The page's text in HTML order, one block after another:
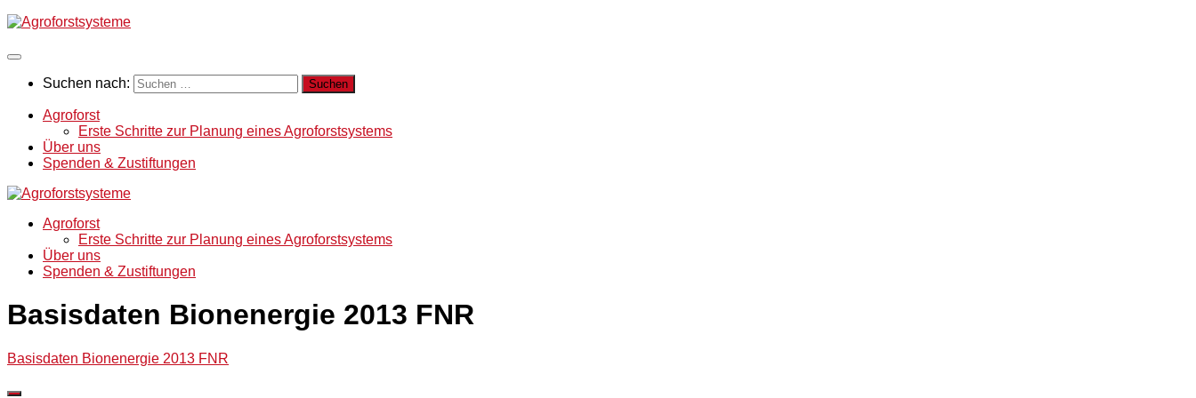
Suchen nach:
Agroforst
Erste Schritte zur Planung eines Agroforstsystems
Über uns
Spenden & Zustiftungen
Agroforst
Erste Schritte zur Planung eines Agroforstsystems
Über uns
Spenden & Zustiftungen
Basisdaten Bionenergie 2013 FNR
Basisdaten Bionenergie 2013 FNR